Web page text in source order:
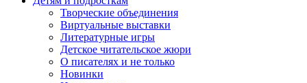
Творческие объединения
Виртуальные выставки
Литературные игры
Детское читательское жюри
О писателях и не только
Новинки